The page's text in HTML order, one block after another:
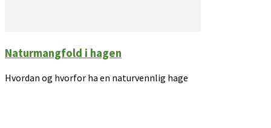
Naturmangfold i hagen
Hvordan og hvorfor ha en naturvennlig hage